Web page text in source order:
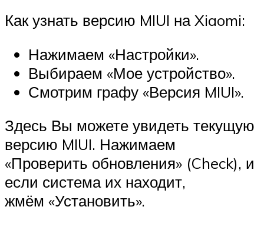
Как узнать версию MIUI на Xiaomi:
Нажимаем «Настройки».
Выбираем «Мое устройство».
Смотрим графу «Версия MIUI».
Здесь Вы можете увидеть текущую
версию MIUI. Нажимаем
«Проверить обновления» (Check), и
если система их находит,
жмём «Установить».